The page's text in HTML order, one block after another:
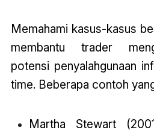
Memahami kasus-kasus
membantu trader
potensi penyalahgunaan
time. Beberapa contoh
Martha Stewart